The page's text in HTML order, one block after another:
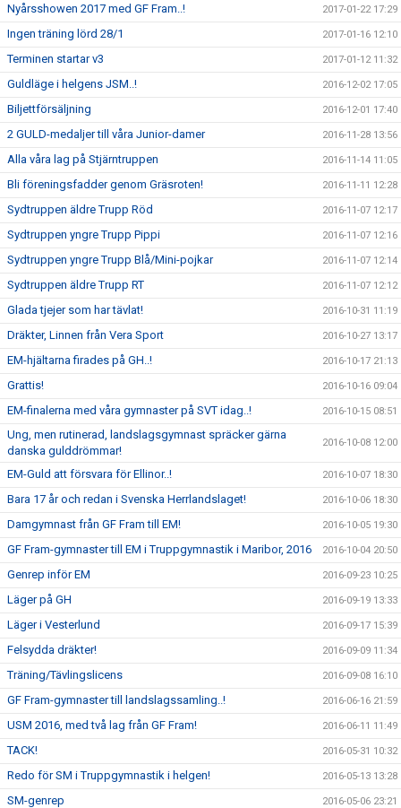
Nyårsshowen 2017 med GF Fram..! 2017-01-22 17:29
Ingen träning lörd 28/1 2017-01-16 12:10
Terminen startar v3 2017-01-12 11:32
Guldläge i helgens JSM..! 2016-12-02 17:05
Biljettförsäljning 2016-12-01 17:40
2 GULD-medaljer till våra Junior-damer 2016-11-28 13:56
Alla våra lag på Stjärntruppen 2016-11-14 11:05
Bli föreningsfadder genom Gräsroten! 2016-11-11 12:28
Sydtruppen äldre Trupp Röd 2016-11-07 12:17
Sydtruppen yngre Trupp Pippi 2016-11-07 12:16
Sydtruppen yngre Trupp Blå/Mini-pojkar 2016-11-07 12:14
Sydtruppen äldre Trupp RT 2016-11-07 12:12
Glada tjejer som har tävlat! 2016-10-31 11:19
Dräkter, Linnen från Vera Sport 2016-10-27 13:17
EM-hjältarna firades på GH..! 2016-10-17 21:13
Grattis! 2016-10-16 09:04
EM-finalerna med våra gymnaster på SVT idag..! 2016-10-15 08:51
Ung, men rutinerad, landslagsgymnast spräcker gärna
danska gulddrömmar!
2016-10-08 12:00
EM-Guld att försvara för Ellinor..! 2016-10-07 18:30
Bara 17 år och redan i Svenska Herrlandslaget! 2016-10-06 18:30
Damgymnast från GF Fram till EM! 2016-10-05 19:30
GF Fram-gymnaster till EM i Truppgymnastik i Maribor, 2016 2016-10-04 20:50
Genrep inför EM 2016-09-23 10:25
Läger på GH 2016-09-19 13:33
Läger i Vesterlund 2016-09-17 15:39
Felsydda dräkter! 2016-09-09 11:34
Träning/Tävlingslicens 2016-09-08 16:10
GF Fram-gymnaster till landslagssamling..! 2016-06-16 21:59
USM 2016, med två lag från GF Fram! 2016-06-11 11:49
TACK! 2016-05-31 10:32
Redo för SM i Truppgymnastik i helgen! 2016-05-13 13:28
SM-genrep 2016-05-06 23:21